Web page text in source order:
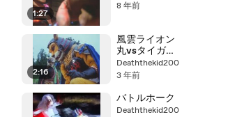
1:27
8 年前
2:16
風雲ライオン
丸vsタイガー
ジョー
Deaththekid200
3 年前
バトルホーク
Deaththekid200